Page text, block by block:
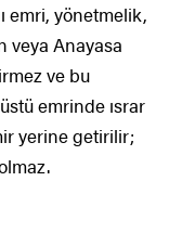
emri, yönetmelik,
veya Anayasa
ve bu
emrinde ısrar
yerine getirilir;